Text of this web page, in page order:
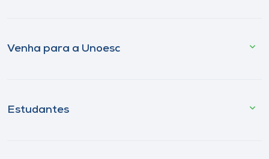
Venha para a Unoesc
Estudantes